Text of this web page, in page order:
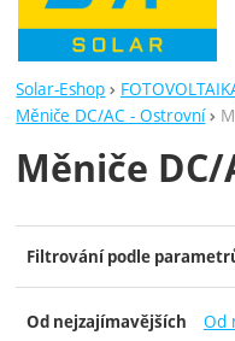
Solar-Eshop
Měniče DC/AC - Ostrovní
Měniče DC/
Filtrování podle
Cena (Kč)
Výrobci
Epever
Od nejzajímavějších Od